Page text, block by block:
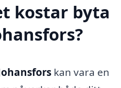
kostar byta
kan vara en